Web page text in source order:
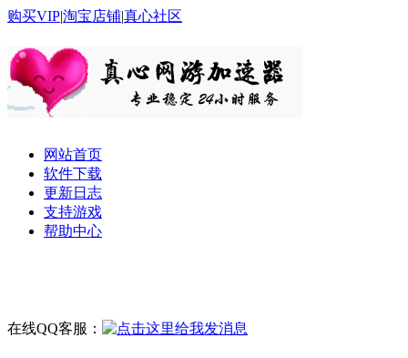
购买VIP|淘宝店铺|真心社区
网站首页
软件下载
更新日志
支持游戏
帮助中心
在线QQ客服：